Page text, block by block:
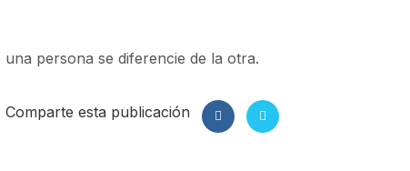
persona se diferencie de la otra.
Comparte esta publicación